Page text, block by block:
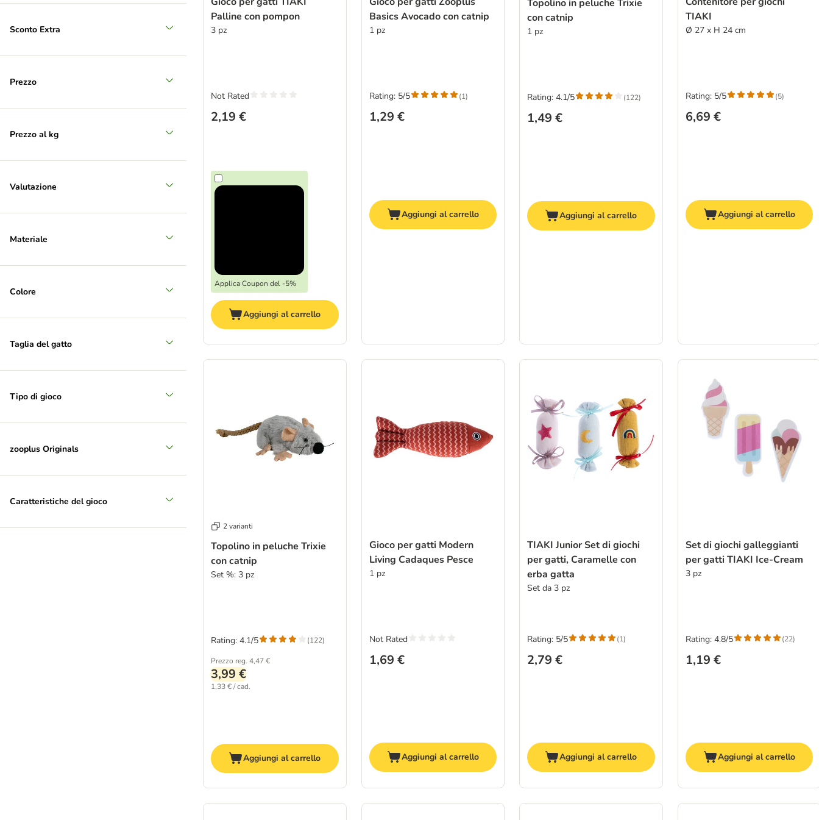
Sconto Extra
Prezzo
Prezzo al kg
Valutazione
Materiale
Colore
Taglia del gatto
Tipo di gioco
zooplus Originals
Caratteristiche del gioco
Palline con pompon
3 pz
2,19 €
Applica Coupon del -5%
Not Rated
Aggiungi al carrello
Basics Avocado con catnip
1 pz
1,29 €
Rating: 5/5 (1)
Aggiungi al carrello
Topolino in peluche Trixie
con catnip
1 pz
1,49 €
Rating: 4.1/5 (122)
Aggiungi al carrello
TIAKI
Ø 27 x H 24 cm
6,69 €
Rating: 5/5 (5)
Aggiungi al carrello
2 varianti
Topolino in peluche Trixie
con catnip
Set %: 3 pz
Prezzo reg. 4,47 €
3,99 €
1,33 € / cad.
Rating: 4.1/5 (122)
Aggiungi al carrello
Gioco per gatti Modern
Living Cadaques Pesce
1 pz
1,69 €
Not Rated
Aggiungi al carrello
TIAKI Junior Set di giochi
per gatti, Caramelle con
erba gatta
Set da 3 pz
2,79 €
Rating: 5/5 (1)
Aggiungi al carrello
Set di giochi galleggianti
per gatti TIAKI Ice-Cream
3 pz
1,19 €
Rating: 4.8/5 (22)
Aggiungi al carrello